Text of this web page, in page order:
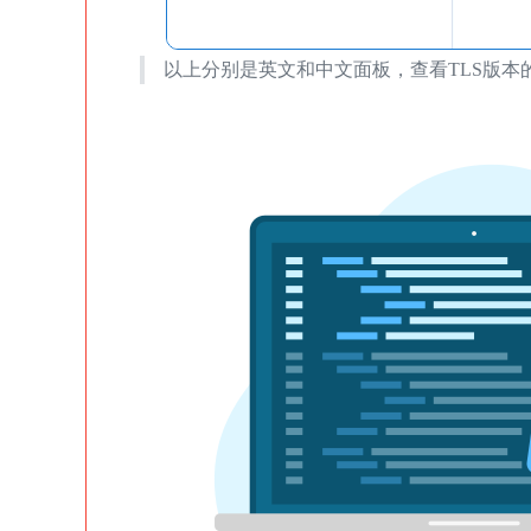
以上分别是英文和中文面板，查看TLS版本